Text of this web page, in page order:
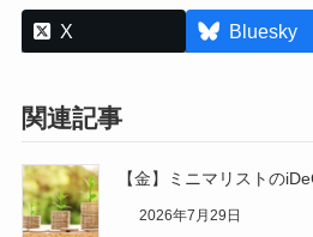
X Bluesky
関連記事
【金】ミニマリストの
2026年7月29日